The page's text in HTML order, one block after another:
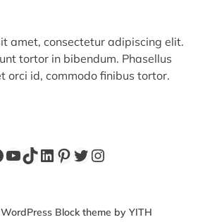
amet, consectetur adipiscing elit.
tortor in bibendum. Phasellus
orci id, commodo finibus tortor.
YouTube
TikTok
LinkedIn
Pinterest
X Instagram
Block theme by YITH